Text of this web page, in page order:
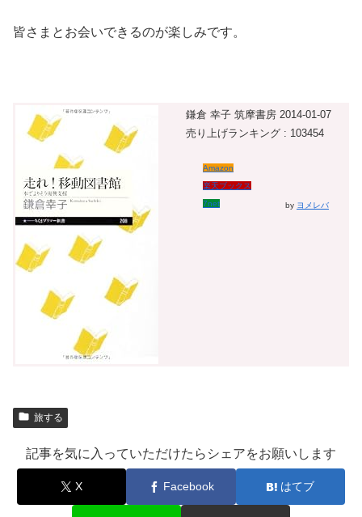
皆さまとお会いできるのが楽しみです。
鎌倉 幸子 筑摩書房 2014-01-07
売り上げランキング : 103454
Amazon
楽天ブックス
7net
by ヨメレバ
旅する
記事を気に入っていただけたらシェアをお願いします
X Facebook はてブ